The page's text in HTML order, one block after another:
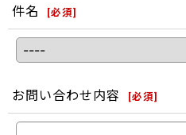
件名 [必須]
お問い合わせ内容 [必須]